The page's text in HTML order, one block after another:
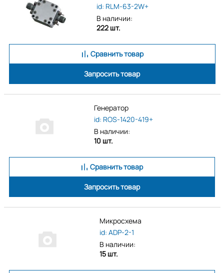
id: RLM-63-2W+
В наличии:
222 шт.
Сравнить товар
Запросить товар
Генератор
id: ROS-1420-419+
В наличии:
10 шт.
Сравнить товар
Запросить товар
Микросхема
id: ADP-2-1
В наличии:
15 шт.